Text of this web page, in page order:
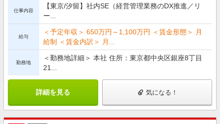
仕事内容
【東京/汐留】社内SE（経営管理業務のDX推進／リ
ー...
給与
＜予定年収＞ 650万円～1,100万円 ＜賃金形態＞ 月
給制 ＜賃金内訳＞ 月...
勤務地
＜勤務地詳細＞ 本社 住所：東京都中央区銀座8丁目
21...
詳細を見る 気になる！